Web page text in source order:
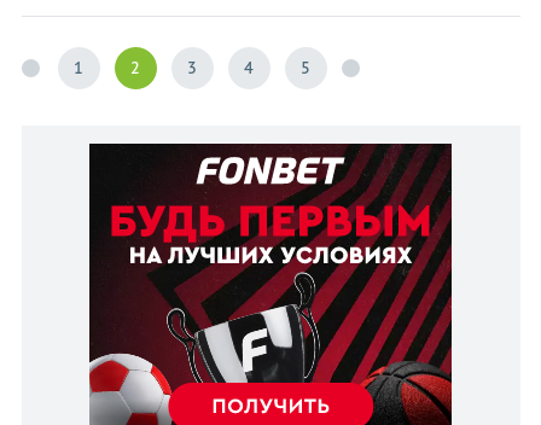
1 2 3 4 5